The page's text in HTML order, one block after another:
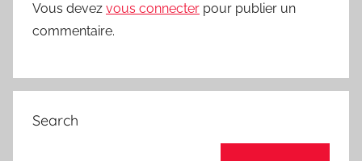
Vous devez vous connecter pour publier un
commentaire.
Search